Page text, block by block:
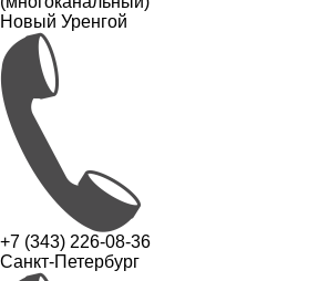
Новый Уренгой
+7 (343) 226-08-36
Санкт-Петербург